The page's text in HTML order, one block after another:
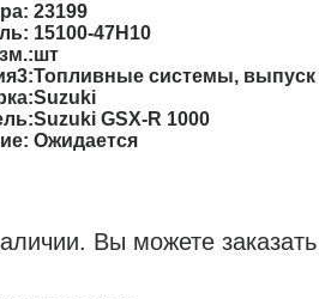
23199
15100-47H10
шт
Топливные системы, выпуск
Suzuki
Suzuki GSX-R 1000
Ожидается
Вы можете